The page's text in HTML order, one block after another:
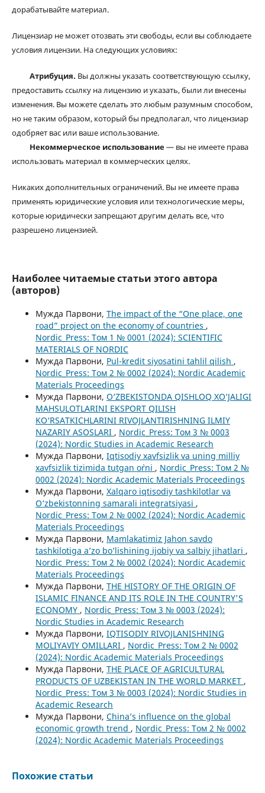
дорабатывайте материал.
Лицензиар не может отозвать эти свободы, если вы соблюдаете
условия лицензии. На следующих условиях:
Атрибуция. Вы должны указать соответствующую ссылку,
предоставить ссылку на лицензию и указать, были ли внесены
изменения. Вы можете сделать это любым разумным способом,
но не таким образом, который бы предполагал, что лицензиар
одобряет вас или ваше использование.
Некоммерческое использование— вы не имеете права
использовать материал в коммерческих целях.
Никаких дополнительных ограничений. Вы не имеете права
применять юридические условия или технологические меры,
которые юридически запрещают другим делать все, что
разрешено лицензией.
Наиболее читаемые статьи этого автора
(авторов)
Мужда Парвони, The impact of the “One place, one
road” project on the economy of countries ,
Nordic_Press: Том 1 № 0001 (2024): SCIENTIFIC
MATERIALS OF NORDIC
Мужда Парвони, Pul-kredit siyosatini tahlil qilish ,
Nordic_Press: Том 2 № 0002 (2024): Nordic Academic
Materials Proceedings
Мужда Парвони, O‘ZBEKISTONDA QISHLOQ XO‘JALIGI
MAHSULOTLARINI EKSPORT QILISH
KO‘RSATKICHLARINI RIVOJLANTIRISHNING ILMIY
NAZARIY ASOSLARI , Nordic_Press: Том 3 № 0003
(2024): Nordic Studies in Academic Research
Мужда Парвони, Iqtisodiy xavfsizlik va uning milliy
xavfsizlik tizimida tutgan o`rni , Nordic_Press: Том 2 №
0002 (2024): Nordic Academic Materials Proceedings
Мужда Парвони, Xalqaro iqtisodiy tashkilotlar va
O‘zbekistonning samarali integratsiyasi ,
Nordic_Press: Том 2 № 0002 (2024): Nordic Academic
Materials Proceedings
Мужда Парвони, Mamlakatimiz Jahon savdo
tashkilotiga a’zo bo’lishining ijobiy va salbiy jihatlari ,
Nordic_Press: Том 2 № 0002 (2024): Nordic Academic
Materials Proceedings
Мужда Парвони, THE HISTORY OF THE ORIGIN OF
ISLAMIC FINANCE AND ITS ROLE IN THE COUNTRY'S
ECONOMY , Nordic_Press: Том 3 № 0003 (2024):
Nordic Studies in Academic Research
Мужда Парвони, IQTISODIY RIVOJLANISHNING
MOLIYAVIY OMILLARI , Nordic_Press: Том 2 № 0002
(2024): Nordic Academic Materials Proceedings
Мужда Парвони, THE PLACE OF AGRICULTURAL
PRODUCTS OF UZBEKISTAN IN THE WORLD MARKET ,
Nordic_Press: Том 3 № 0003 (2024): Nordic Studies in
Academic Research
Мужда Парвони, China’s influence on the global
economic growth trend , Nordic_Press: Том 2 № 0002
(2024): Nordic Academic Materials Proceedings
Похожие статьи